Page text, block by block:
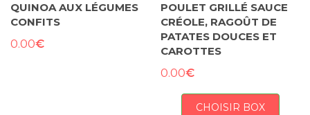
QUINOA AUX LÉGUMES
CONFITS
0.00€
POULET GRILLÉ SAUCE
CRÉOLE, RAGOÛT DE
PATATES DOUCES ET
CAROTTES
0.00€
CHOISIR BOX